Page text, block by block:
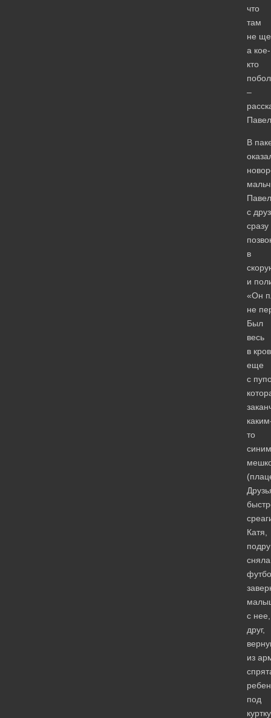
что
там
не
а кое-
кто
–
В
Павел
с
в
и
«Он
не
Был
весь
в
еще
с
то
синим
Катя,
сняла
с нее,
друг,
из
под